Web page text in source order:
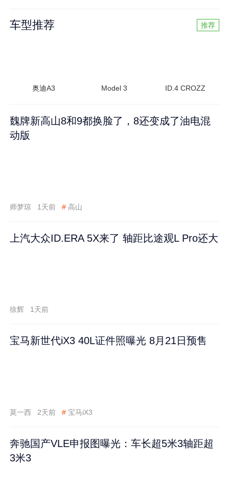
车型推荐 推荐
奥迪A3 Model 3 ID.4 CROZZ
魏牌新高山8和9都换脸了，8还变成了油电混
动版
师梦琼 1天前 # 高山
上汽大众ID.ERA 5X来了 轴距比途观L Pro还大
徐辉 1天前
宝马新世代iX3 40L证件照曝光 8月21日预售
莫一西 2天前 # 宝马iX3
奔驰国产VLE申报图曝光：车长超5米3轴距超
3米3